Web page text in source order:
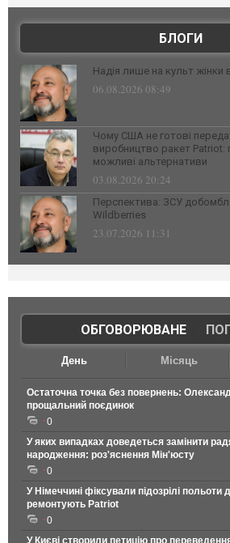
БЛОГИ
Надія лише на культ жінки
06.08.2026 08:49
Чому США не готові
виробництво ракет Patriot:
можливі альтернативи
03.08.2026 20:24
Перспектива: ЗСУ
Wildberries
23.07.2026 11:31
ОБГОВОРЮВАНЕ|
День Місяць
Остаточна точка без повернень:
прощальний поєдинок
0
У яких випадках доведеться замінити
народження: роз'яснення Мін'юсту
0
У Німеччині фіксували підозрілі польоти
ремонтують Patriot
0